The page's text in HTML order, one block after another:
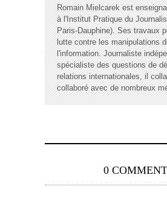
Romain Mielcarek est
à l'Institut Pratique du
Paris-Dauphine). Ses travaux
lutte contre les manipulations
l'information. Journaliste
spécialiste des questions de
relations internationales, il
collaboré avec de nombreux
0 COMMENT